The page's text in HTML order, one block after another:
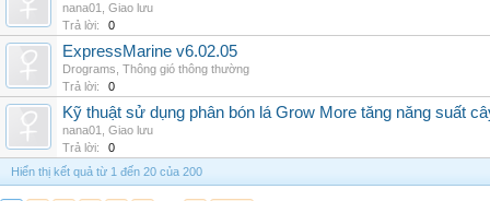
nana01
Giao lưu
Trả lời:
0
ExpressMarine v6.02.05
Drograms Thông gió thông thường
Trả lời:
0
Kỹ thuật sử dụng phân bón lá Grow More tăng năng suất
nana01
Giao lưu
Trả lời:
0
Hiển thị kết quả từ 1 đến 20 của 200